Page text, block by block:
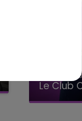
19h00 - 19h15
LA POP